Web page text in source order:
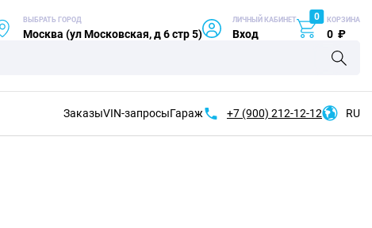
ВЫБРАТЬ ГОРОД
Москва (ул Московская, д 6 стр 5)
ЛИЧНЫЙ КАБИНЕТ
Вход
0 КОРЗИНА
0 ₽
ЗаказыVIN-запросыГараж +7 (900) 212-12-12 RU